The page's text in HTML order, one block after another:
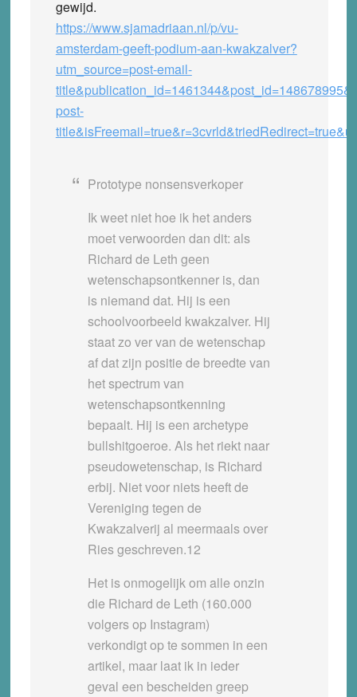
gewijd.
https://www.sjamadriaan.nl/p/vu-
amsterdam-geeft-podium-aan-kwakzalver?
utm_source=post-email-
post-
Prototype nonsensverkoper
Ik weet niet hoe ik het anders
moet verwoorden dan dit: als
Richard de Leth geen
wetenschapsontkenner is, dan
is niemand dat. Hij is een
schoolvoorbeeld kwakzalver. Hij
staat zo ver van de wetenschap
af dat zijn positie de breedte van
het spectrum van
wetenschapsontkenning
bepaalt. Hij is een archetype
bullshitgoeroe. Als het riekt naar
pseudowetenschap, is Richard
erbij. Niet voor niets heeft de
Vereniging tegen de
Kwakzalverij al meermaals over
Ries geschreven.12
Het is onmogelijk om alle onzin
die Richard de Leth (160.000
volgers op Instagram)
verkondigt op te sommen in een
artikel, maar laat ik in ieder
geval een bescheiden greep